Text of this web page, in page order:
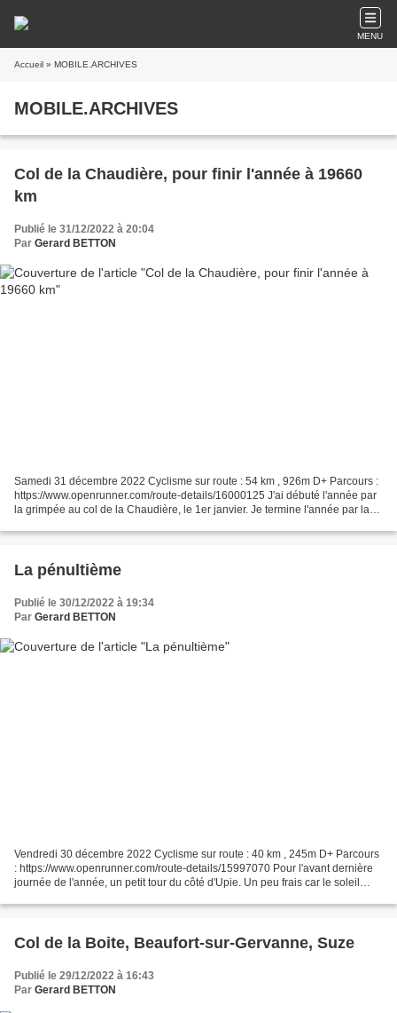
MENU
Accueil » MOBILE.ARCHIVES
MOBILE.ARCHIVES
Col de la Chaudière, pour finir l'année à 19660
km
Publié le 31/12/2022 à 20:04
Par Gerard BETTON
Samedi 31 décembre 2022 Cyclisme sur route : 54 km , 926m D+ Parcours :
https://www.openrunner.com/route-details/16000125 J'ai débuté l'année par
la grimpée au col de la Chaudière, le 1er janvier. Je termine l'année par la
La pénultième
Publié le 30/12/2022 à 19:34
Par Gerard BETTON
Vendredi 30 décembre 2022 Cyclisme sur route : 40 km , 245m D+ Parcours
: https://www.openrunner.com/route-details/15997070 Pour l'avant dernière
journée de l'année, un petit tour du côté d'Upie. Un peu frais car le soleil
Col de la Boite, Beaufort-sur-Gervanne, Suze
Publié le 29/12/2022 à 16:43
Par Gerard BETTON